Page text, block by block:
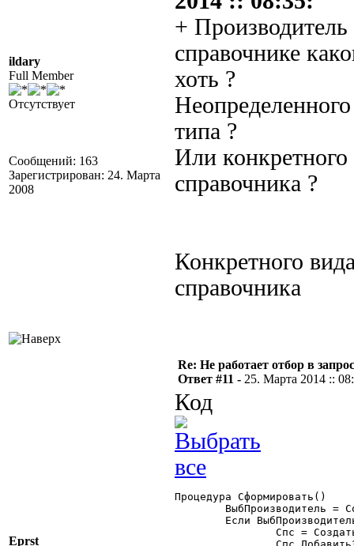
ildary
Full Member
Отсутствует
Сообщений: 163
Зарегистрирован: 24. Марта
2008
+
справочнике
хоть ?
типа ?
Или конкретного
справочника ?
Конкретного
справочника
Eprst
Re: Не работает отбор в
Ответ #11 - 25. Марта 2014 ::
Код
Процедура Сформировать()